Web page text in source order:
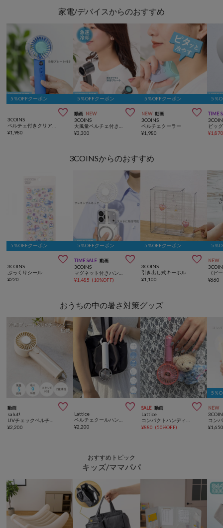
家電/デバイスからのおすすめ
5％OFFクーポン

3COINS
¥1,980
5％OFFクーポン
動画 NEW 
3COINS
¥3,300
5％OFFクーポン
NEW 動画 
3COINS
ペルチェクーラー
¥1,980
5％
TIME
ビッ
¥
3COINSからのおすすめ
5％OFFクーポン

3COINS
ぷっくりシール
¥220
5％OFFクーポン
TIME SALE 動画 
3COINS
¥1,485 (10%OFF)
5％OFFクーポン

3COINS
引き出し式キーホルダーケース／コレクション収納
¥1,100
5％
NEW
¥660
おうちの中の暑さ対策グッズ
動画 
salut!
¥2,200

Lattice
¥2,200
SALE 動画 
Lattice
¥880 (50%OFF)
5％
NEW
¥
おすすめトピック
キッズ/ママパパ